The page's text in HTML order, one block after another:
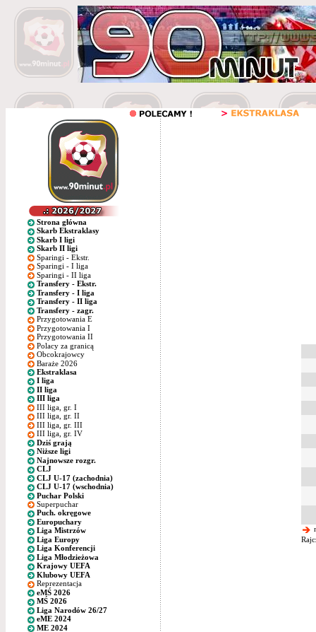
Strona główna
Skarb Ekstraklasy
Skarb I ligi
Skarb II ligi
Sparingi - Ekstr.
Sparingi - I liga
Sparingi - II liga
Transfery - Ekstr.
Transfery - I liga
Transfery - II liga
Transfery - zagr.
Przygotowania E
Przygotowania I
Przygotowania II
Polacy za granicą
Obcokrajowcy
Baraże 2026
Ekstraklasa
I liga
II liga
III liga
III liga, gr. I
III liga, gr. II
III liga, gr. III
III liga, gr. IV
Dziś grają
Niższe ligi
Najnowsze rozgr.
CLJ
CLJ U-17 (zachodnia)
CLJ U-17 (wschodnia)
Puchar Polski
Superpuchar
Puch. okręgowe
Europuchary
Liga Mistrzów
Liga Europy
Liga Konferencji
Liga Młodzieżowa
Krajowy UEFA
Klubowy UEFA
Reprezentacja
eMŚ 2026
MŚ 2026
Liga Narodów 26/27
eME 2024
ME 2024